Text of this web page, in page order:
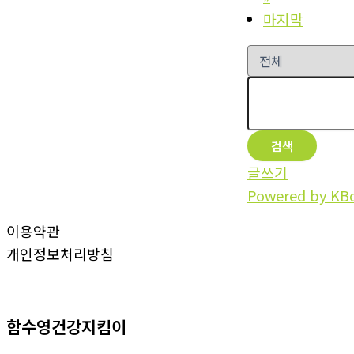
마지막
검색
글쓰기
Powered by
이용약관
개인정보처리방침
함수영건강지킴이